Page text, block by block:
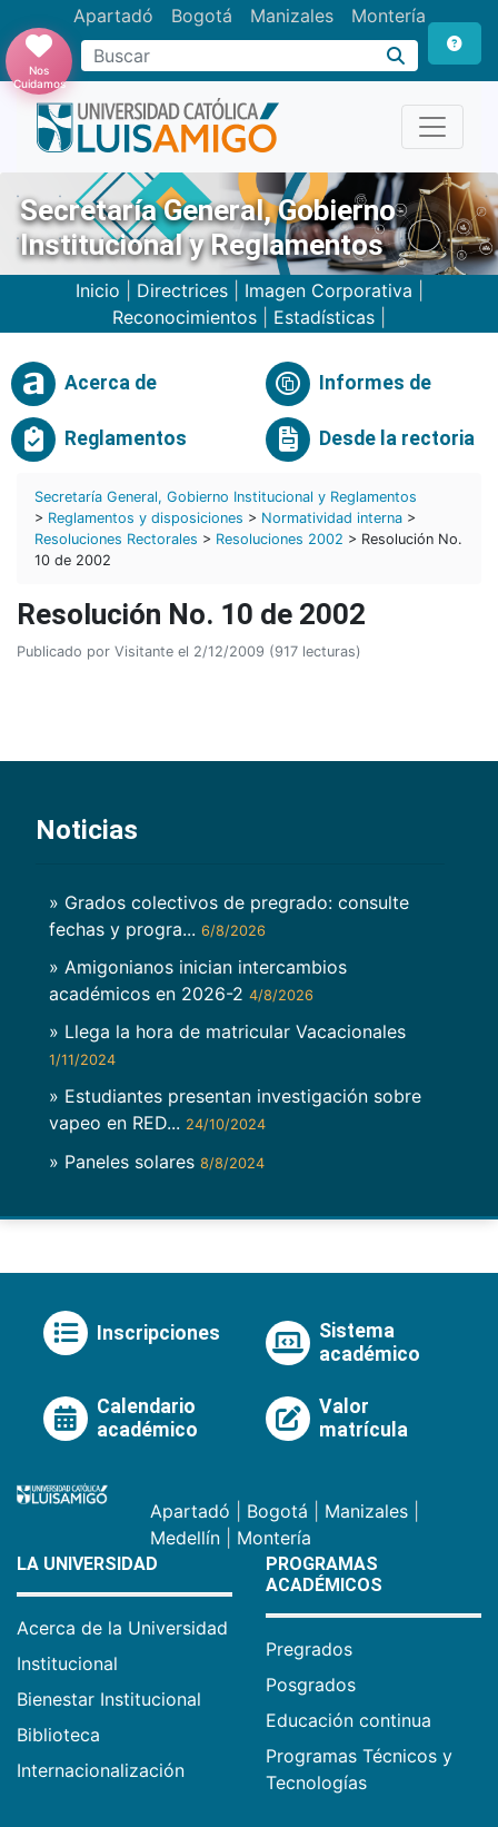
Apartadó Bogotá Manizales Montería
Buscar
Nos
Cuidamos
Secretaría General, Gobierno
Institucional y Reglamentos
Inicio Directrices| Imagen Corporativa
Reconocimientos
Estadísticas
Acerca de Informes de
Reglamentos Desde la rectoria
Secretaría General, Gobierno Institucional y Reglamentos
> Reglamentos y disposiciones > Normatividad interna >
Resoluciones Rectorales > Resoluciones 2002 > Resolución No.
10 de 2002
Resolución No. 10 de 2002
Publicado por Visitante el 2/12/2009 (917 lecturas)
Noticias
» Grados colectivos de pregrado: consulte
fechas y progra... 6/8/2026
» Amigonianos inician intercambios
académicos en 2026-2 4/8/2026
» Llega la hora de matricular Vacacionales
1/11/2024
» Estudiantes presentan investigación sobre
vapeo en RED... 24/10/2024
» Paneles solares 8/8/2024
Inscripciones
Sistema
académico
Calendario
académico
Valor
matrícula
Apartadó Bogotá Manizales
Medellín
Montería
LA UNIVERSIDAD
Acerca de la Universidad
Institucional
Bienestar Institucional
Biblioteca
Internacionalización
PROGRAMAS
ACADÉMICOS
Pregrados
Posgrados
Educación continua
Programas Técnicos y
Tecnologías